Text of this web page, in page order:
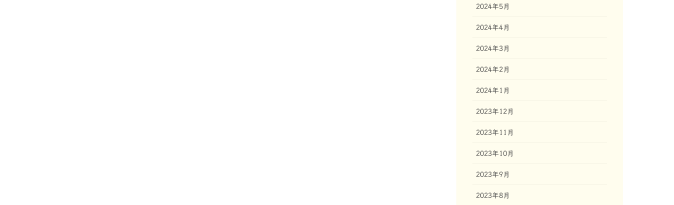
2024年5月
2024年4月
2024年3月
2024年2月
2024年1月
2023年12月
2023年11月
2023年10月
2023年9月
2023年8月